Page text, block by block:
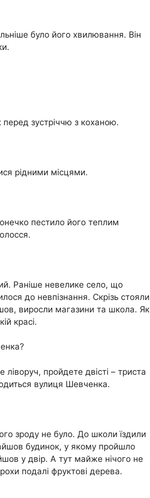
було його хвилювання. Він
зустріччю з коханою.
рідними місцями.
пестило його теплим
Раніше невелике село, що
до невпізнання. Скрізь стояли
виросли магазини та школа. Як
красі.
пройдете двісті – триста
вулиця Шевченка.
зроду не було. До школи їздили
будинок, у якому пройшло
у двір. А тут майже нічого не
подалі фруктові дерева.